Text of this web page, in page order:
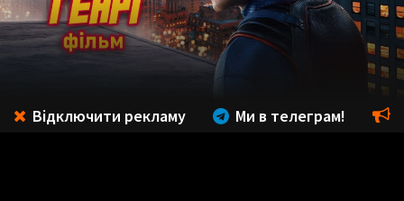
Відключити рекламу Ми в телеграм!